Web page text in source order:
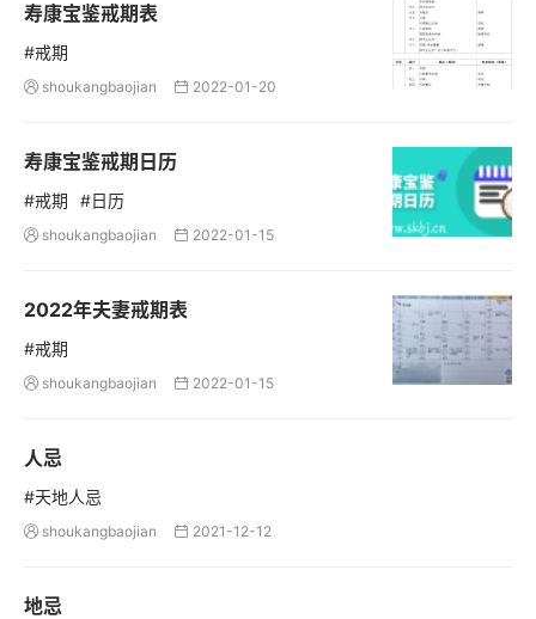
寿康宝鉴戒期表
#戒期
 shoukangbaojian  2022-01-20
寿康宝鉴戒期日历
#戒期 #日历
 shoukangbaojian  2022-01-15
2022年夫妻戒期表
#戒期
 shoukangbaojian  2022-01-15
人忌
#天地人忌
 shoukangbaojian  2021-12-12
地忌